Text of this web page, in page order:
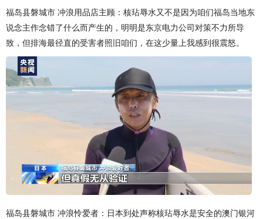
福岛县磐城市 冲浪用品店主顾：核玷辱水又不是因为咱们福岛当地东
说念主作念错了什么而产生的，明明是东京电力公司对策不力所导
致，但排海最径直的受害者照旧咱们，在这少量上我感到很震怒。
福岛县磐城市 冲浪怜爱者：日本到处声称核玷辱水是安全的澳门银河